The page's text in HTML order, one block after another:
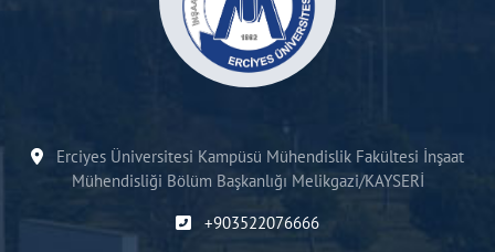
Erciyes Üniversitesi Kampüsü Mühendislik Fakültesi İnşaat
Mühendisliği Bölüm Başkanlığı Melikgazi/KAYSERİ
+903522076666